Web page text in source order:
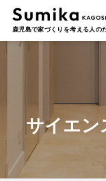
鹿児島で家づくりを考える人の
サイエン